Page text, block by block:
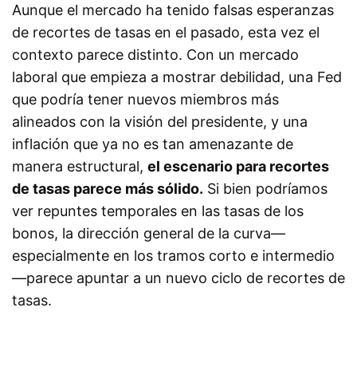
Aunque el mercado ha tenido falsas esperanzas
de recortes de tasas en el pasado, esta vez el
contexto parece distinto. Con un mercado
laboral que empieza a mostrar debilidad, una Fed
que podría tener nuevos miembros más
alineados con la visión del presidente, y una
inflación que ya no es tan amenazante de
manera estructural, el escenario para recortes
de tasas parece más sólido. Si bien podríamos
ver repuntes temporales en las tasas de los
bonos, la dirección general de la curva—
especialmente en los tramos corto e intermedio
—parece apuntar a un nuevo ciclo de recortes de
tasas.